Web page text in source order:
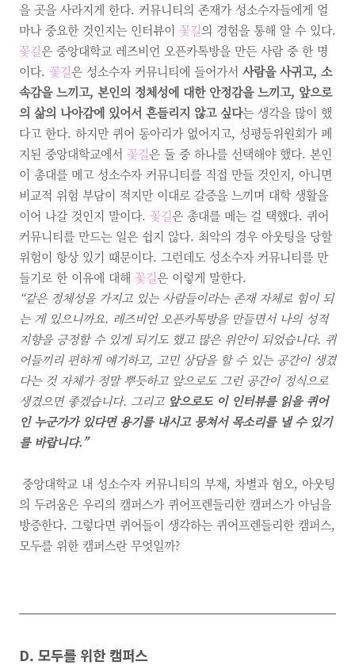
을 곳을 사라지게 한다. 커뮤니티의 존재가 성소수자들에게 얼
마나 중요한 것인지는 인터뷰이 꽃길의 경험을 통해 알 수 있다.
꽃길은 중앙대학교 레즈비언 오픈카톡방을 만든 사람 중 한 명
이다. 꽃길은 성소수자 커뮤니티에 들어가서 사람을 사귀고, 소
속감을 느끼고, 본인의 정체성에 대한 안정감을 느끼고, 앞으로
의 삶의 나아감에 있어서 흔들리지 않고 싶다는 생각을 많이 했
다고 한다. 하지만 퀴어 동아리가 없어지고, 성평등위원회가 폐
지된 중앙대학교에서 꽃길은 둘 중 하나를 선택해야 했다. 본인
이 총대를 메고 성소수자 커뮤니티를 직접 만들 것인지, 아니면
비교적 위험 부담이 적지만 이대로 갈증을 느끼며 대학 생활을
이어 나갈 것인지 말이다. 꽃길은 총대를 메는 걸 택했다. 퀴어
커뮤니티를 만드는 일은 쉽지 않다. 최악의 경우 아웃팅을 당할
위험이 항상 있기 때문이다. 그런데도 성소수자 커뮤니티를 만
들기로 한 이유에 대해 꽃길은 이렇게 말한다.
“같은 정체성을 가지고 있는 사람들이라는 존재 자체로 힘이 되
는 게 있으니까요. 레즈비언 오픈카톡방을 만들면서 나의 성적
지향을 긍정할 수 있게 되기도 했고 많은 위안이 되었습니다. 퀴
어들끼리 편하게 얘기하고, 고민 상담을 할 수 있는 공간이 생겼
다는 것 자체가 정말 뿌듯하고 앞으로도 그런 공간이 정식으로
생겼으면 좋겠습니다. 그리고 앞으로도 이 인터뷰를 읽을 퀴어
인 누군가가 있다면 용기를 내시고 뭉쳐서 목소리를 낼 수 있기
를 바랍니다.”
중앙대학교 내 성소수자 커뮤니티의 부재, 차별과 혐오, 아웃팅
의 두려움은 우리의 캠퍼스가 퀴어프렌들리한 캠퍼스가 아님을
방증한다. 그렇다면 퀴어들이 생각하는 퀴어프렌들리한 캠퍼스,
모두를 위한 캠퍼스란 무엇일까?
D. 모두를 위한 캠퍼스